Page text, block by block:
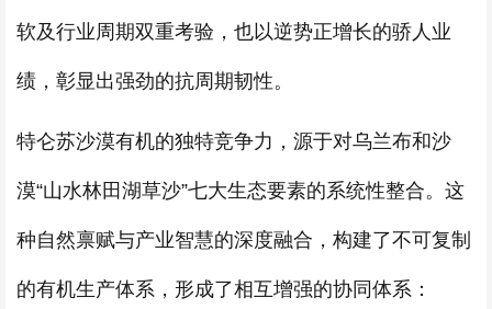
软及行业周期双重考验，也以逆势正增长的骄人业
绩，彰显出强劲的抗周期韧性。
特仑苏沙漠有机的独特竞争力，源于对乌兰布和沙
漠“山水林田湖草沙”七大生态要素的系统性整合。这
种自然禀赋与产业智慧的深度融合，构建了不可复制
的有机生产体系，形成了相互增强的协同体系：